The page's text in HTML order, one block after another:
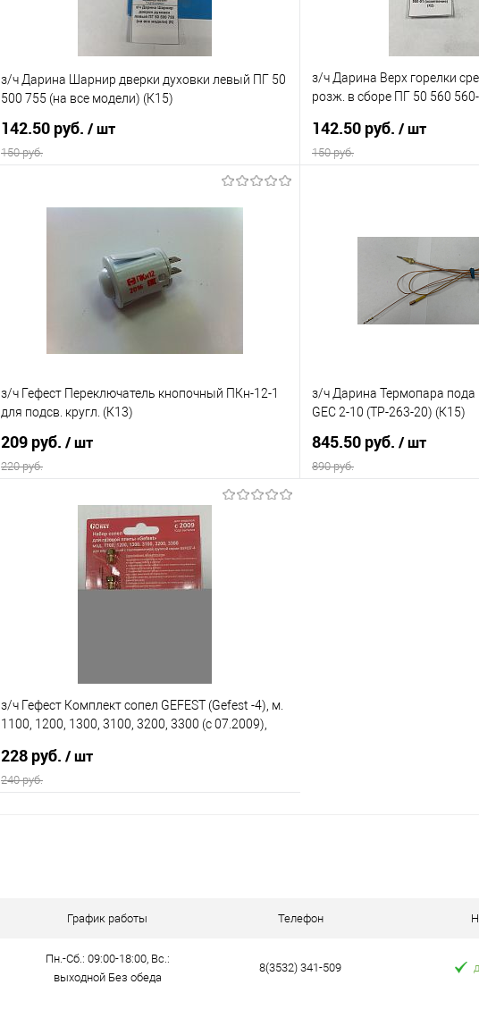
з/ч Дарина Шарнир дверки духовки левый ПГ 50
500 755 (на все модели) (К15)
142.50 руб. / шт
150 руб.
В наличии
з/ч Дарина Верх горелки
розж. в сборе ПГ 50 560
142.50 руб. / шт
150 руб.
В избранное
з/ч Гефест Переключатель кнопочный ПКн-12-1
для подсв. кругл. (К13)
209 руб. / шт
220 руб.
В корзину
Купить в 1 клик
Сравнение
В избранное
В наличии
з/ч Дарина Термопара
GEC 2-10 (TP-263-20) (К15)
845.50 руб. / шт
890 руб.
з/ч Гефест Комплект сопел GEFEST (Gefest -4), м.
1100, 1200, 1300, 3100, 3200, 3300 (с 07.2009),
228 руб. / шт
240 руб.
График работы Телефон
Пн.-Сб.: 09:00-18:00, Вс.:
выходной Без обеда
8(3532) 341-509